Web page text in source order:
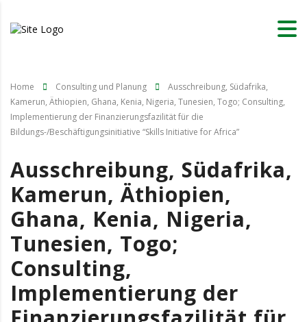
Home Consulting und Planung
Ausschreibung, Südafrika,
Kamerun, Äthiopien, Ghana, Kenia, Nigeria, Tunesien, Togo; Consulting,
Implementierung der Finanzierungsfazilität für die
Bildungs-/Beschäftigungsinitiative “Skills Initiative for Africa”
Ausschreibung, Südafrika,
Kamerun, Äthiopien,
Ghana, Kenia, Nigeria,
Tunesien, Togo;
Consulting,
Implementierung der